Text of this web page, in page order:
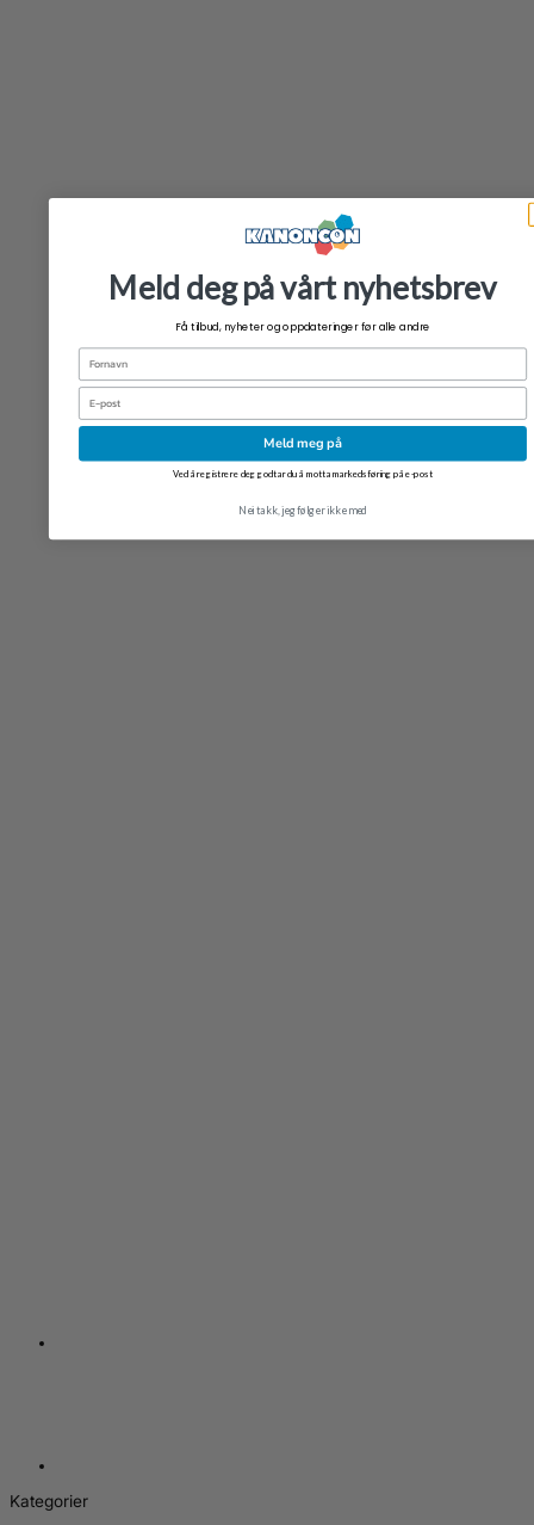
Dandadan Trio-Try-iT PVC Statue Aira (transformed) 19
cm
Kategorier
Meld deg på vårt nyhetsbrev
Få tilbud, nyheter og oppdateringer før alle andre
Fornavn
Email
Meld meg på
Ved å registrere deg godtar du å motta markedsføring på e-post
Nei takk, jeg følger ikke med